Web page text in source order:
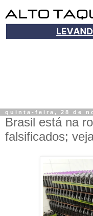
quinta-feira, 28 de
Brasil está na
falsificados;